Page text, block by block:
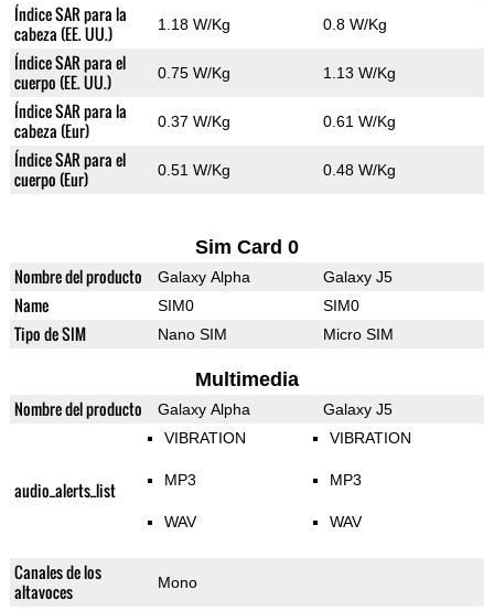
Índice SAR para la
cabeza (EE. UU.)
1.18 W/Kg 0.8 W/Kg
Índice SAR para el
cuerpo (EE. UU.)
0.75 W/Kg 1.13 W/Kg
Índice SAR para la
cabeza (Eur)
0.37 W/Kg 0.61 W/Kg
Índice SAR para el
cuerpo (Eur)
0.51 W/Kg 0.48 W/Kg
Sim Card 0
Nombre del producto Galaxy Alpha Galaxy J5
Name SIM0 SIM0
Tipo de SIM Nano SIM Micro SIM
Multimedia
Nombre del producto Galaxy Alpha Galaxy J5
audio_alerts_list
VIBRATION
MP3
WAV
VIBRATION
MP3
WAV
Canales de los
altavoces
Mono